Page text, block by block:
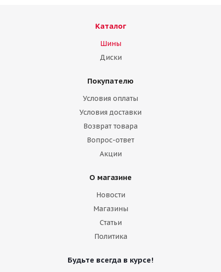
Каталог
Шины
Диски
Покупателю
Условия оплаты
Условия доставки
Возврат товара
Вопрос-ответ
Акции
О магазине
Новости
Магазины
Статьи
Политика
Будьте всегда в курсе!